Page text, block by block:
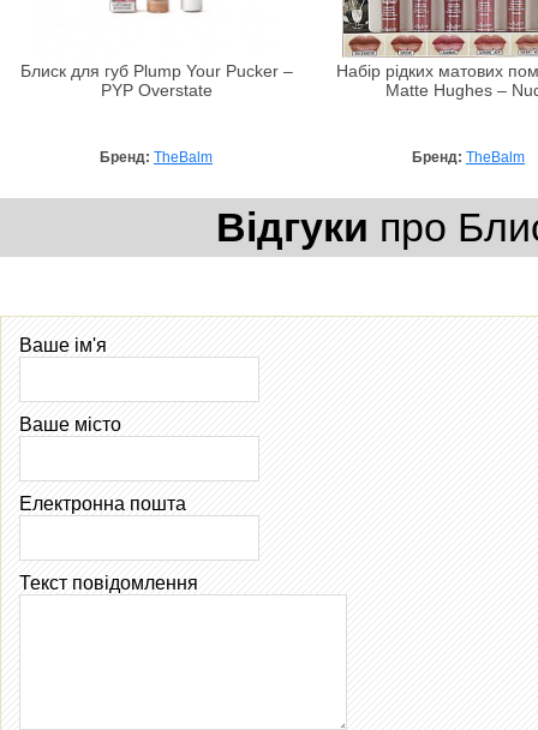
Блиск для губ Plump Your Pucker –
PYP Overstate
Бренд: TheBalm
Набір рідких матових
Matte Hughes –
Бренд: TheBalm
Відгуки про
Ваше ім'я
Ваше місто
Електронна пошта
Текст повідомлення